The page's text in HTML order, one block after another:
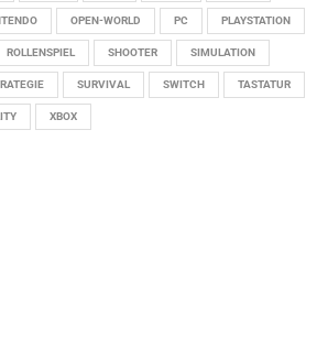
OPEN-WORLD PC PLAYSTATION
ROLLENSPIEL SHOOTER SIMULATION
SURVIVAL SWITCH TASTATUR
XBOX